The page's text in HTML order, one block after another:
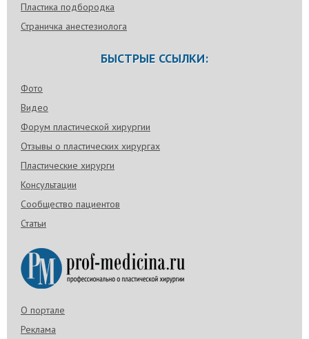
Пластика подбородка
Страничка анестезиолога
БЫСТРЫЕ ССЫЛКИ:
Фото
Видео
Форум пластической хирургии
Отзывы о пластических хирургах
Пластические хирурги
Консультации
Сообщество пациентов
Статьи
О портале
Реклама